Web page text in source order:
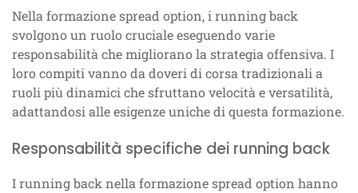
Nella formazione spread option, i running back
svolgono un ruolo cruciale eseguendo varie
responsabilità che migliorano la strategia offensiva. I
loro compiti vanno da doveri di corsa tradizionali a
ruoli più dinamici che sfruttano velocità e versatilità,
adattandosi alle esigenze uniche di questa formazione.
Responsabilità specifiche dei running back
I running back nella formazione spread option hanno